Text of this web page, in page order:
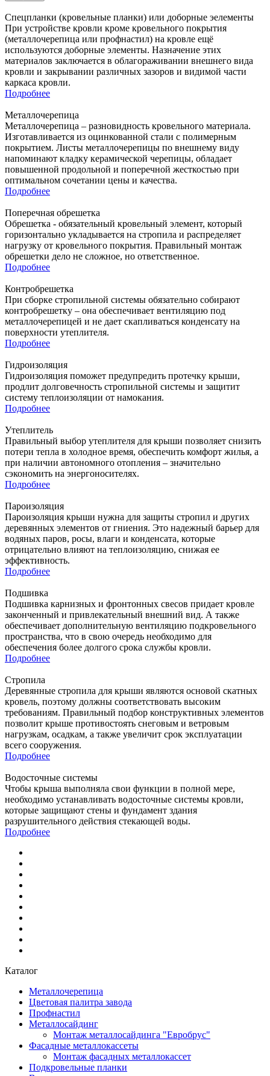
Спецпланки (кровельные планки) или доборные эелементы
При устройстве кровли кроме кровельного покрытия
(металлочерепица или профнастил) на кровле ещё
используются доборные элементы. Назначение этих
материалов заключается в облагораживании внешнего вида
кровли и закрывании различных зазоров и видимой части
каркаса кровли.
Подробнее
Металлочерепица
Металлочерепица – разновидность кровельного материала.
Изготавливается из оцинкованной стали с полимерным
покрытием. Листы металлочерепицы по внешнему виду
напоминают кладку керамической черепицы, обладает
повышенной продольной и поперечной жесткостью при
оптимальном сочетании цены и качества.
Подробнее
Поперечная обрешетка
Обрешетка - обязательный кровельный элемент, который
горизонтально укладывается на стропила и распределяет
нагрузку от кровельного покрытия. Правильный монтаж
обрешетки дело не сложное, но ответственное.
Подробнее
Контробрешетка
При сборке стропильной системы обязательно собирают
контробрешетку – она обеспечивает вентиляцию под
металлочерепицей и не дает скапливаться конденсату на
поверхности утеплителя.
Подробнее
Гидроизоляция
Гидроизоляция поможет предупредить протечку крыши,
продлит долговечность стропильной системы и защитит
систему теплоизоляции от намокания.
Подробнее
Утеплитель
Правильный выбор утеплителя для крыши позволяет снизить
потери тепла в холодное время, обеспечить комфорт жилья, а
при наличии автономного отопления – значительно
сэкономить на энергоносителях.
Подробнее
Пароизоляция
Пароизоляция крыши нужна для защиты стропил и других
деревянных элементов от гниения. Это надежный барьер для
водяных паров, росы, влаги и конденсата, которые
отрицательно влияют на теплоизоляцию, снижая ее
эффективность.
Подробнее
Подшивка
Подшивка карнизных и фронтонных свесов придает кровле
законченный и привлекательный внешний вид. А также
обеспечивает дополнительную вентиляцию подкровельного
пространства, что в свою очередь необходимо для
обеспечения более долгого срока службы кровли.
Подробнее
Стропила
Деревянные стропила для крыши являются основой скатных
кровель, поэтому должны соответствовать высоким
требованиям. Правильный подбор конструктивных элементов
позволит крыше противостоять снеговым и ветровым
нагрузкам, осадкам, а также увеличит срок эксплуатации
всего сооружения.
Подробнее
Водосточные системы
Чтобы крыша выполняла свои функции в полной мере,
необходимо устанавливать водосточные системы кровли,
которые защищают стены и фундамент здания
разрушительного действия стекающей воды.
Подробнее
Каталог
Металлочерепица
Цветовая палитра завода
Профнастил
Металлосайдинг
Монтаж металлосайдинга "Евробрус"
Фасадные металлокассеты
Монтаж фасадных металлокассет
Подкровельные планки